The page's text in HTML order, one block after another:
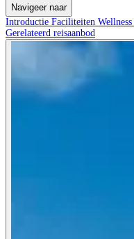
Navigeer naar
Introductie Faciliteiten Wellness
Gerelateerd reisaanbod